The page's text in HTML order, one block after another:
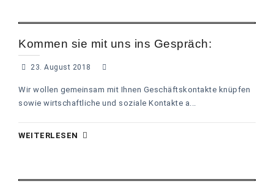
Kommen sie mit uns ins Gespräch:
23. August 2018
Wir wollen gemeinsam mit Ihnen Geschäftskontakte knüpfen
sowie wirtschaftliche und soziale Kontakte a...
WEITERLESEN